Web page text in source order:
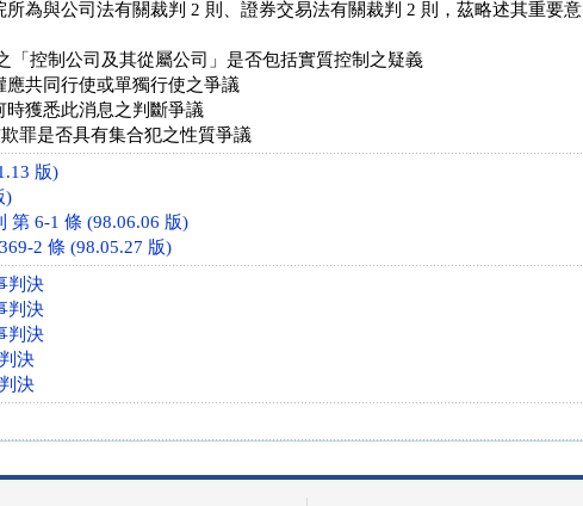
為與公司法有關裁判 2 則、證券交易法有關裁判 2 則，茲略述其重要意
「控制公司及其從屬公司」是否包括實質控制之疑義
共同行使或單獨行使之爭議
獲悉此消息之判斷爭議
罪是否具有集合犯之性質爭議
版)
)
第 6-1 條 (98.06.06 版)
2 條 (98.05.27 版)
判決
判決
判決
決
決